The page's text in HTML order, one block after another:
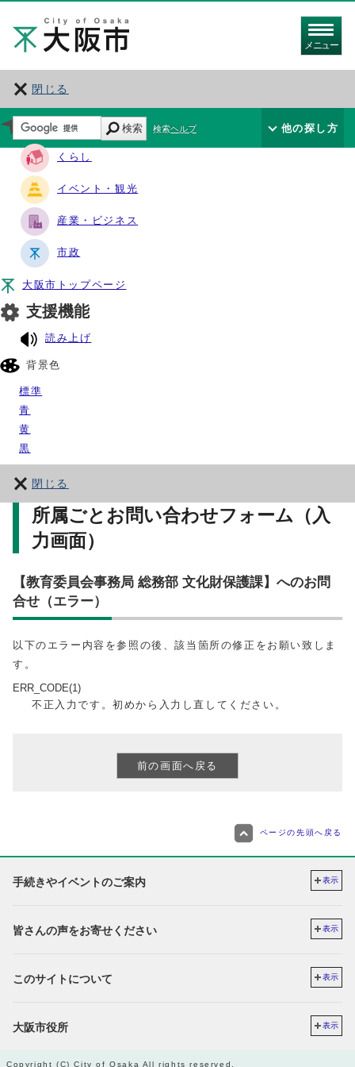
メニュー
閉じる
サイト・ナビ
くらし
イベント・観光
産業・ビジネス
市政
大阪市トップページ
支援機能
読み上げ
背景色
標準
青
黄
黒
閉じる
検索 検索ヘルプ 他の探し方
所属ごとお問い合わせフォーム（入
力画面）
【教育委員会事務局 総務部 文化財保護課】へのお問
合せ（エラー）
以下のエラー内容を参照の後、該当箇所の修正をお願い致しま
す。
ERR_CODE(1)
不正入力です。初めから入力し直してください。
ページの先頭へ戻る
手続きやイベントのご案内 表示
皆さんの声をお寄せください 表示
このサイトについて 表示
大阪市役所 表示
Copyright (C) City of Osaka All rights reserved.